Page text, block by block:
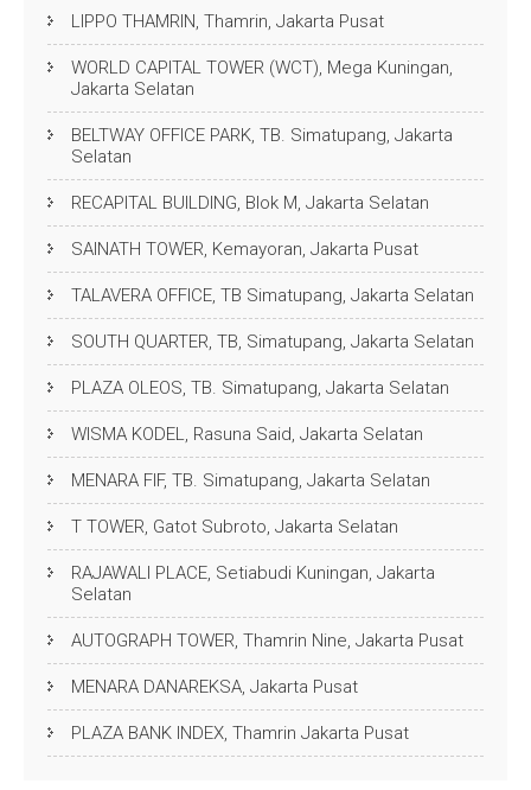
LIPPO THAMRIN, Thamrin, Jakarta Pusat
WORLD CAPITAL TOWER (WCT), Mega Kuningan,
Jakarta Selatan
BELTWAY OFFICE PARK, TB. Simatupang, Jakarta
Selatan
RECAPITAL BUILDING, Blok M, Jakarta Selatan
SAINATH TOWER, Kemayoran, Jakarta Pusat
TALAVERA OFFICE, TB Simatupang, Jakarta Selatan
SOUTH QUARTER, TB, Simatupang, Jakarta Selatan
PLAZA OLEOS, TB. Simatupang, Jakarta Selatan
WISMA KODEL, Rasuna Said, Jakarta Selatan
MENARA FIF, TB. Simatupang, Jakarta Selatan
T TOWER, Gatot Subroto, Jakarta Selatan
RAJAWALI PLACE, Setiabudi Kuningan, Jakarta
Selatan
AUTOGRAPH TOWER, Thamrin Nine, Jakarta Pusat
MENARA DANAREKSA, Jakarta Pusat
PLAZA BANK INDEX, Thamrin Jakarta Pusat